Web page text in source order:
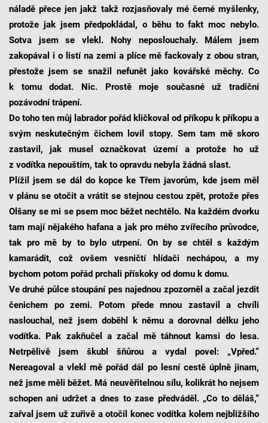
náladě přece jen jakž takž rozjasňovaly mé černé myšlenky,
protože jak jsem předpokládal, o běhu to fakt moc nebylo.
Sotva jsem se vlekl. Nohy neposlouchaly. Málem jsem
zakopával i o listí na zemi a plíce mě fackovaly z obou stran,
přestože jsem se snažil nefunět jako kovářské měchy. Co
k tomu dodat. Nic. Prostě moje současné už tradiční
pozávodní trápení.
Do toho ten můj labrador pořád kličkoval od příkopu k příkopu a
svým neskutečným čichem lovil stopy. Sem tam mě skoro
zastavil, jak musel označkovat území a protože ho už
z vodítka nepouštím, tak to opravdu nebyla žádná slast.
Plížil jsem se dál do kopce ke Třem javorům, kde jsem měl
v plánu se otočit a vrátit se stejnou cestou zpět, protože přes
Olšany se mi se psem moc běžet nechtělo. Na každém dvorku
tam mají nějakého hafana a jak pro mého zvířecího průvodce,
tak pro mě by to bylo utrpení. On by se chtěl s každým
kamarádit, což ovšem vesničtí hlídači nechápou, a my
bychom potom pořád prchali přískoky od domu k domu.
Ve druhé půlce stoupání pes najednou zpozorněl a začal jezdit
čenichem po zemi. Potom přede mnou zastavil a chvíli
naslouchal, než jsem doběhl k němu a dorovnal délku jeho
vodítka. Pak zakňučel a začal mě táhnout kamsi do lesa.
Netrpělivě jsem škubl šňůrou a vydal povel: „Vpřed.“
Nereagoval a vlekl mě pořád dál po lesní cestě úplně jinam,
než jsme měli běžet. Má neuvěřitelnou sílu, kolikrát ho nejsem
schopen ani udržet a dnes to zase předváděl. „Co to děláš,“
zařval jsem už zuřivě a otočil konec vodítka kolem nejbližšího